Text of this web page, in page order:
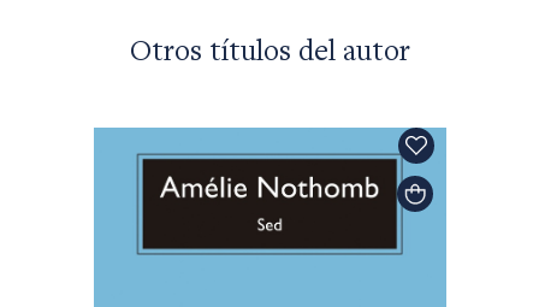
Otros títulos del autor